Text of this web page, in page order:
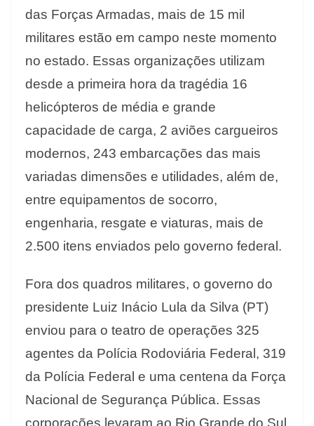
das Forças Armadas, mais de 15 mil
militares estão em campo neste momento
no estado. Essas organizações utilizam
desde a primeira hora da tragédia 16
helicópteros de média e grande
capacidade de carga, 2 aviões cargueiros
modernos, 243 embarcações das mais
variadas dimensões e utilidades, além de,
entre equipamentos de socorro,
engenharia, resgate e viaturas, mais de
2.500 itens enviados pelo governo federal.
Fora dos quadros militares, o governo do
presidente Luiz Inácio Lula da Silva (PT)
enviou para o teatro de operações 325
agentes da Polícia Rodoviária Federal, 319
da Polícia Federal e uma centena da Força
Nacional de Segurança Pública. Essas
corporações levaram ao Rio Grande do Sul